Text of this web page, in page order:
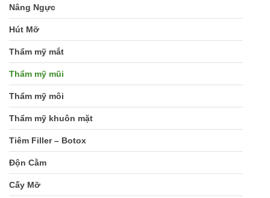
Nâng Ngực
Hút Mỡ
Thẩm mỹ mắt
Thẩm mỹ mũi
Thẩm mỹ môi
Thẩm mỹ khuôn mặt
Tiêm Filler – Botox
Độn Cằm
Cấy Mỡ